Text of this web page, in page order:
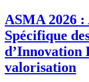
ASMA 2026 :
Spécifique
d’Innovation
valorisation